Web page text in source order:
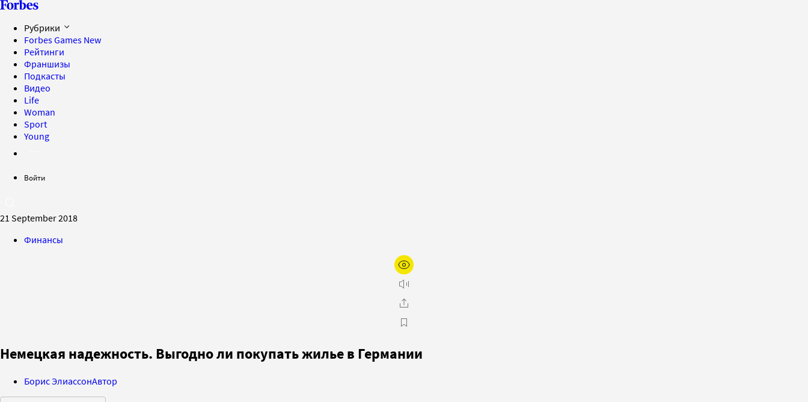
Рубрики
Forbes Games New
Рейтинги
Франшизы
Подкасты
Видео
Life
Woman
Sport
Young
Войти
21 September 2018
Финансы
Немецкая надежность. Выгодно ли покупать жилье в Германии
Борис ЭлиассонАвтор